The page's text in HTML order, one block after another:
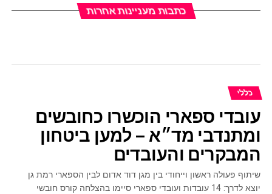
כתבות מעניינות אחרות
כללי
עובדי ספארי הוכשרו כחובשים
ומתנדבי מד״א – למען ביטחון
המבקרים והעובדים
שיתוף פעולה ראשון וייחודי בין מגן דוד אדום לבין הספארי רמת גן
יוצא לדרך: 14 עובדות ועובדי ספארי סיימו בהצלחה קורס חובשי